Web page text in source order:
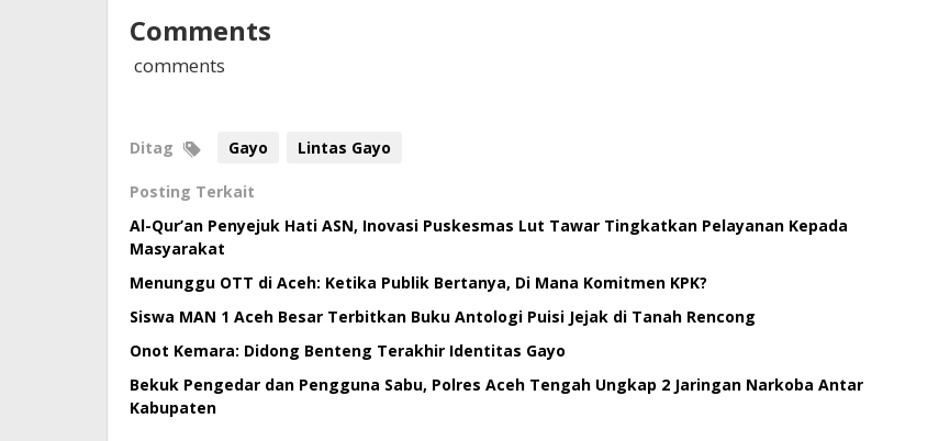
Comments
comments
Ditag Gayo Lintas Gayo
Posting Terkait
Al-Qur’an Penyejuk Hati ASN, Inovasi Puskesmas Lut Tawar Tingkatkan Pelayanan Kepada
Masyarakat
Menunggu OTT di Aceh: Ketika Publik Bertanya, Di Mana Komitmen KPK?
Siswa MAN 1 Aceh Besar Terbitkan Buku Antologi Puisi Jejak di Tanah Rencong
Onot Kemara: Didong Benteng Terakhir Identitas Gayo
Bekuk Pengedar dan Pengguna Sabu, Polres Aceh Tengah Ungkap 2 Jaringan Narkoba Antar
Kabupaten